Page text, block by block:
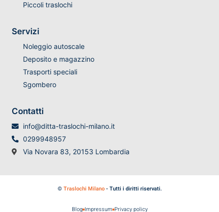
Piccoli traslochi
Servizi
Noleggio autoscale
Deposito e magazzino
Trasporti speciali
Sgombero
Contatti
info@ditta-traslochi-milano.it
0299948957
Via Novara 83, 20153 Lombardia
© Traslochi Milano- Tutti i diritti riservati.
Blog Impressum Privacy policy